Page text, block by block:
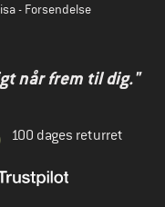
- Forsendelse
når frem til dig."
100 dages returret